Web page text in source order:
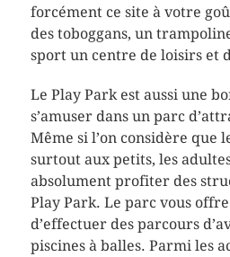
forcément ce site à votre
des toboggans, un
sport un centre de loisirs et
Le Play Park est aussi une
s’amuser dans un parc
Même si l’on considère que
surtout aux petits, les
absolument profiter des
Play Park. Le parc vous
d’effectuer des parcours
piscines à balles. Parmi les